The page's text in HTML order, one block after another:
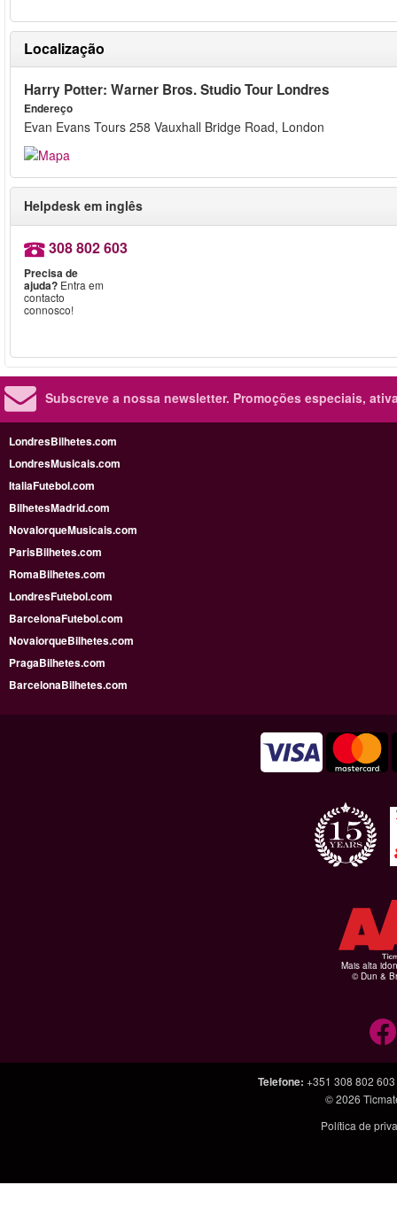
Localização
Harry Potter: Warner Bros. Studio Tour Londres
Endereço
Evan Evans Tours 258 Vauxhall Bridge Road, London
Helpdesk em inglês
308 802 603
Precisa de
ajuda? Entra em
contacto
connosco!
Subscreve a nossa newsletter. Promoções especiais,
LondresBilhetes.com
LondresMusicais.com
ItaliaFutebol.com
BilhetesMadrid.com
NovaIorqueMusicais.com
ParisBilhetes.com
RomaBilhetes.com
LondresFutebol.com
BarcelonaFutebol.com
NovaiorqueBilhetes.com
PragaBilhetes.com
BarcelonaBilhetes.com
Mais alta
© Dun &
Telefone: +351 308 802 603
© 2026
Política de